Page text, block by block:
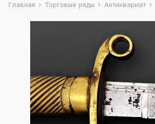
Главная Торговые ряды Антиквариат